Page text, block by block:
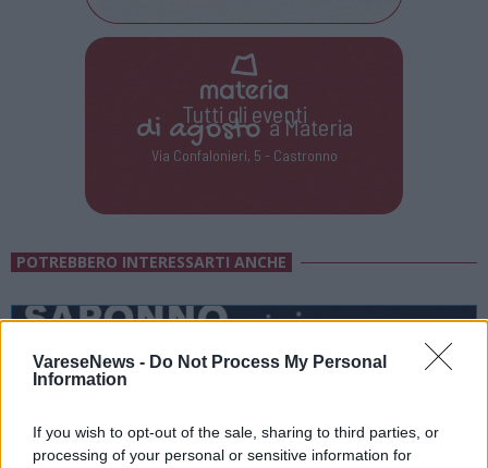
VareseNews - Do Not Process My Personal
Information
If you wish to opt-out of the sale, sharing to third parties, or
processing of your personal or sensitive information for
Tutti gli eventi
di agostoa Materia
Via Confalonieri, 5 - Castronno
POTREBBERO INTERESSARTI ANCHE